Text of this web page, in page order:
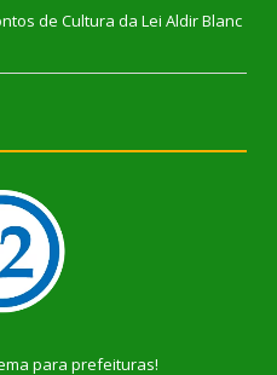
de Cultura da Lei Aldir Blanc
para prefeituras!